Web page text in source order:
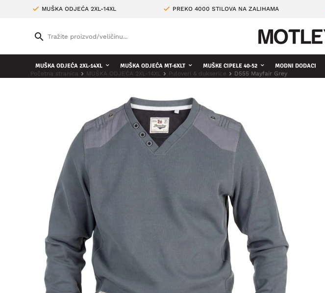
MUŠKA ODJEĆA 2XL-14XL PREKO 4000 STILOVA NA ZALIHAMA
MUŠKA ODJEĆA 2XL-14XL MUŠKA ODJEĆA MT-6XLT MUŠKE CIPELE 40-52 MODNI DODACI
Početna stranica MUŠKA ODJEĆA 2XL-14XL Puloveri & dukserice D555 Mayfair Grey